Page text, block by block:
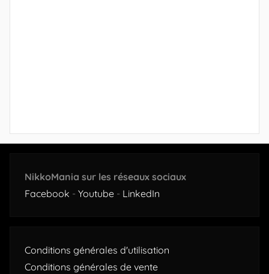
NikkoMania sur les réseaux sociaux
Facebook - Youtube - LinkedIn
Conditions générales d'utilisation
Conditions générales de vente